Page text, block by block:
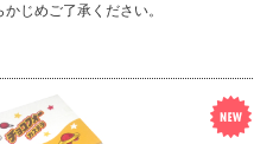
じめご了承ください。